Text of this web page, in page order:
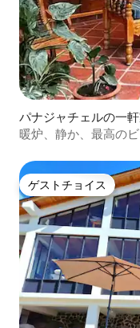
パナジャチェルの一
暖炉、静か、最高の
ゲストチョイス
ゲストチョイス